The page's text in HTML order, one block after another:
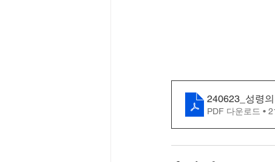
240623_성령
PDF 다운로드 •